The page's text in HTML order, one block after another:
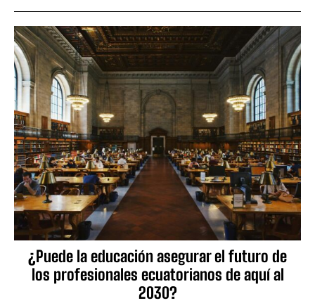
¿Puede la educación asegurar el futuro de
los profesionales ecuatorianos de aquí al
2030?